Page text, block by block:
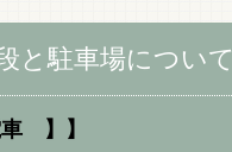
と駐車場について
】】